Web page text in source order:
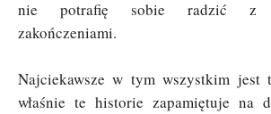
nie potrafię sobie radzić z
zakończeniami.
Najciekawsze w tym wszystkim jest
właśnie te historie zapamiętuje na